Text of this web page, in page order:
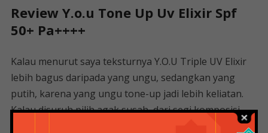
Review Y.o.u Tone Up Uv Elixir Spf
50+ Pa++++
Kalau menurut saya teksturnya Y.O.U Triple UV Elixir
lebih bagus daripada yang ungu, sedangkan yang
putih, karena yang ungu tone-up jadi lebih keliatan.
Kalau disuruh pilih agak susah, dari segi komposisi
saya suka warna biru, tapi selebihnya suka ungu. Coba